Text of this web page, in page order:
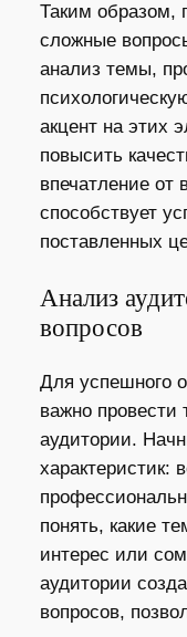
Таким образом,
сложные
анализ темы,
акцент на этих
повысить
впечатление от
способствует
поставленных
Анализ
вопросов
Для успешного
важно
аудитории.
характеристик:
понять, какие
интерес или
аудитории
вопросов,